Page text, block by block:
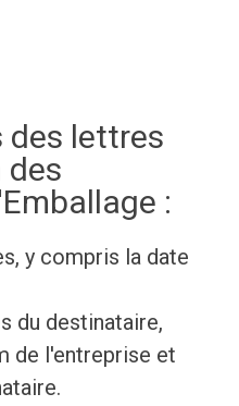
des lettres
:
y compris la date
du destinataire,
de l'entreprise et